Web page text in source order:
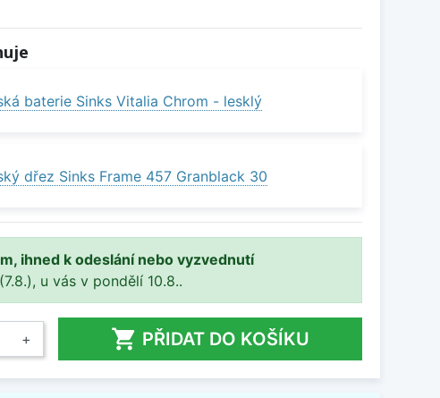
baterie Sinks Vitalia Chrom - lesklý
dřez Sinks Frame 457 Granblack 30
ihned k odeslání nebo vyzvednutí
u vás v pondělí 10.8..
+  PŘIDAT DO KOŠÍKU